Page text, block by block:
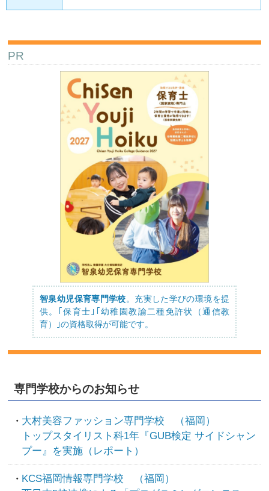
PR
智泉幼児保育専門学校。充実した学びの環境を提
供。｢保育士｣｢幼稚園教諭二種免許状（通信教
育）｣の資格取得が可能です。
専門学校からのお知らせ
大村美容ファッション専門学校 （福岡）
トップスタイリスト科1年『GUB検定 サイドシャン
プー』を実施（レポート）
KCS福岡情報専門学校 （福岡）